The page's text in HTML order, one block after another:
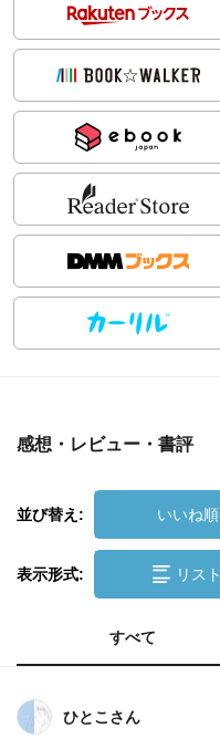
感想・レビュー・書評
並び替え: いいね順
表示形式: リスト
すべて
ひとこさん